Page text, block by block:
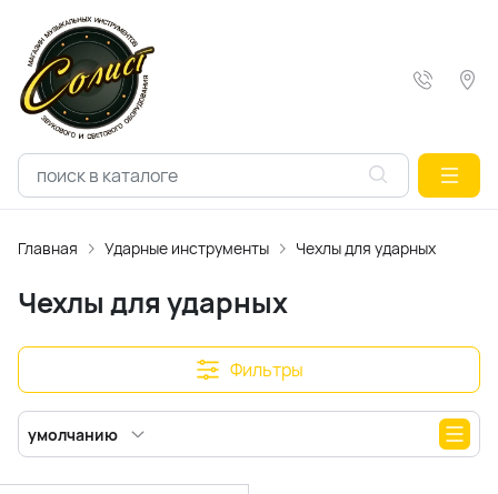
Главная Ударные инструменты Чехлы для ударных
Чехлы для ударных
Фильтры
умолчанию